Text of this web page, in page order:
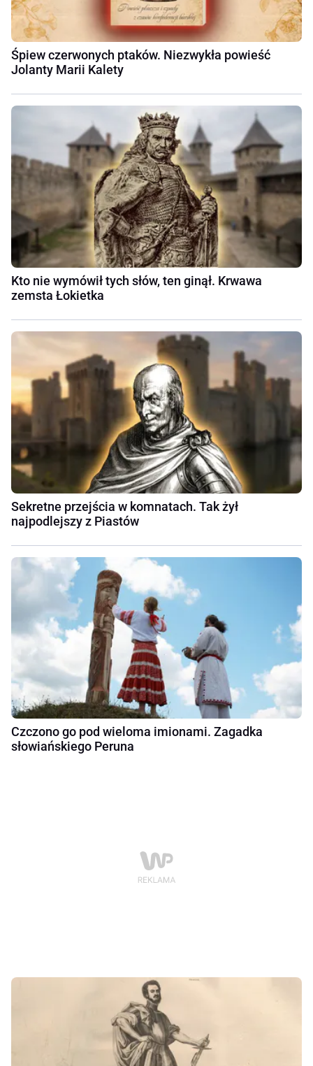
Śpiew czerwonych ptaków. Niezwykła powieść
Jolanty Marii Kalety
Kto nie wymówił tych słów, ten ginął. Krwawa
zemsta Łokietka
Sekretne przejścia w komnatach. Tak żył
najpodlejszy z Piastów
Czczono go pod wieloma imionami. Zagadka
słowiańskiego Peruna